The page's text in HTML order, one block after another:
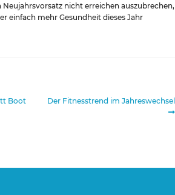
nicht erreichen auszubrechen,
einfach mehr Gesundheit dieses Jahr
Boot
Nächster
Der Fitnesstrend im Jahreswechsel